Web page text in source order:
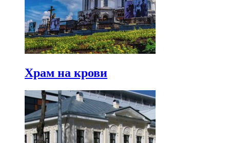
Храм на крови